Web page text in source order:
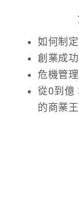
如何制
創業成
危機管
從0到億
的商業王